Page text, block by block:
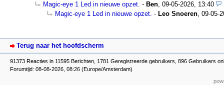
Magic-eye 1 Led in nieuwe opzet. - Ben, 09-05-2026, 13:40
Magic-eye 1 Led in nieuwe opzet. - Leo Snoeren, 09-05-
Terug naar het hoofdscherm
91373 Reacties in 11595 Berichten, 1781 Geregistreerde gebruikers, 896 Gebruikers
Forumtijd: 08-08-2026, 08:26 (Europe/Amsterdam)